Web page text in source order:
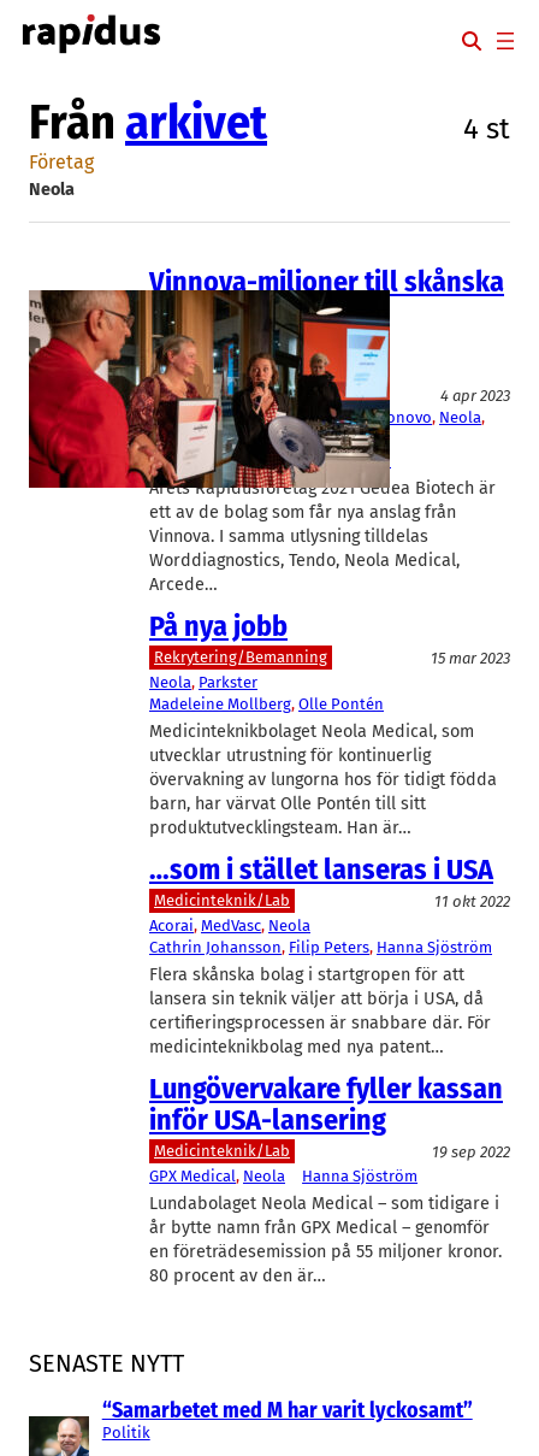
Hoppa
till
SENASTE NYTT
“Samarbetet med M har varit lyckosamt”
Politik
Från arkivet 4 st
Företag
Neola
Vinnova-miljoner till skånska
bolag
Läkemedel
Medicinteknik/Lab
Myndighet/Organisation
4 apr 2023
Arcede Pharma, Gedea Biotech, Iconovo, Neola
Tendo, WordDiagnostics
Annette Säfholm , Hanna Sjöström
Årets Rapidusföretag 2021 Gedea Biotech är
ett av de bolag som får nya anslag från
Vinnova. I samma utlysning tilldelas
Worddiagnostics, Tendo, Neola Medical,
Arcede…
På nya jobb
Rekrytering/Bemanning
15 mar 2023
Neola, Parkster
Madeleine Mollberg, Olle Pontén
Medicinteknikbolaget Neola Medical, som
utvecklar utrustning för kontinuerlig
övervakning av lungorna hos för tidigt födda
barn, har värvat Olle Pontén till sitt
produktutvecklingsteam. Han är…
…som i stället lanseras i USA
Medicinteknik/Lab
11 okt 2022
Acorai, MedVasc, Neola
Cathrin Johansson, Filip Peters, Hanna Sjöström
Flera skånska bolag i startgropen för att
lansera sin teknik väljer att börja i USA, då
certifieringsprocessen är snabbare där. För
medicinteknikbolag med nya patent…
Lungövervakare fyller kassan
inför USA-lansering
Medicinteknik/Lab
19 sep 2022
GPX Medical, Neola Hanna Sjöström
Lundabolaget Neola Medical – som tidigare i
år bytte namn från GPX Medical – genomför
en företrädesemission på 55 miljoner kronor.
80 procent av den är…